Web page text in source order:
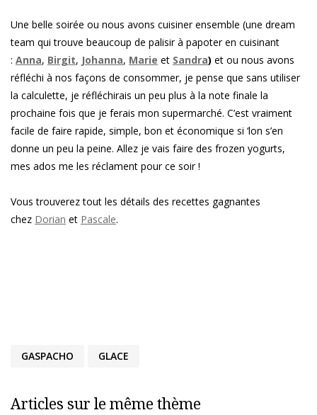
Une belle soirée ou nous avons cuisiner ensemble (une dream
team qui trouve beaucoup de palisir à papoter en cuisinant
: Anna, Birgit, Johanna, Marie et Sandra) et ou nous avons
réfléchi à nos façons de consommer, je pense que sans utiliser
la calculette, je réfléchirais un peu plus à la note finale la
prochaine fois que je ferais mon supermarché. C’est vraiment
facile de faire rapide, simple, bon et économique si ‘lon s’en
donne un peu la peine. Allez je vais faire des frozen yogurts,
mes ados me les réclament pour ce soir !
Vous trouverez tout les détails des recettes gagnantes
chez Dorian et Pascale.
GASPACHO GLACE
Articles sur le même thème